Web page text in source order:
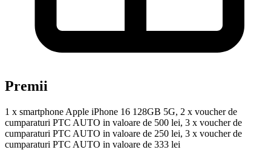
Premii
1 x smartphone Apple iPhone 16 128GB 5G, 2 x voucher de
cumparaturi PTC AUTO in valoare de 500 lei, 3 x voucher de
cumparaturi PTC AUTO in valoare de 250 lei, 3 x voucher de
cumparaturi PTC AUTO in valoare de 333 lei